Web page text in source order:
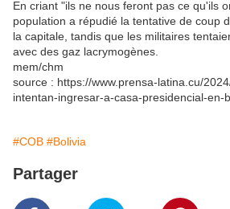
En criant "ils ne nous feront pas ce qu'ils
population a répudié la tentative de coup
la capitale, tandis que les militaires
avec des gaz lacrymogènes.
mem/chm
source : https://www.prensa-latina.cu/
intentan-ingresar-a-casa-presidencial-en-
#COB #Bolivia
Partager